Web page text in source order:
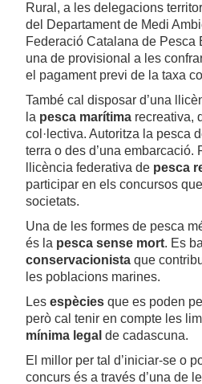
Rural, a les delegacions
del Departament de Medi
Federació Catalana de Pesca
una de provisional a les
el pagament previ de la taxa
També cal disposar d’una
la pesca marítima recreativa,
col·lectiva. Autoritza la pesca
terra o des d’una embarcació.
llicència federativa de pesca
participar en els concursos
societats.
Una de les formes de pesca
és la pesca sense mort. Es
conservacionista que
les poblacions marines.
Les espècies que es poden
però cal tenir en compte les
mínima legal de cadascuna.
El millor per tal d’iniciar-se o
concurs és a través d’una de